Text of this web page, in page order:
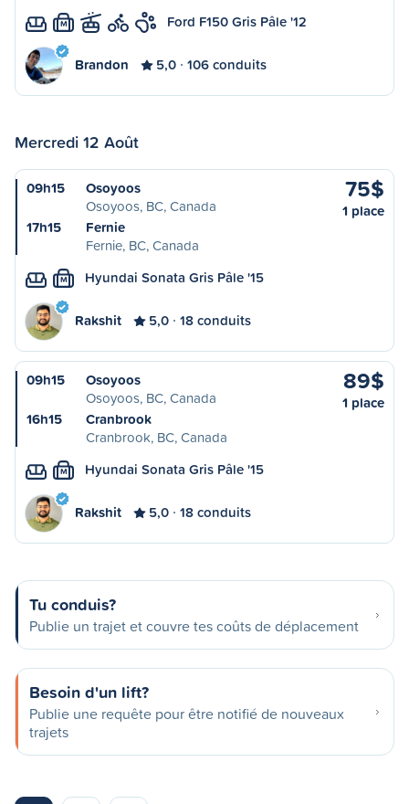
M Ford F150 Gris Pâle '12
Brandon 5,0 106 conduits
Mercredi 12 Août
09h15
Osoyoos
Osoyoos, BC, Canada
17h15
Fernie
Fernie, BC, Canada
75$
1 place
M Hyundai Sonata Gris Pâle '15
Rakshit 5,0 18 conduits
09h15
Osoyoos
Osoyoos, BC, Canada
16h15
Cranbrook
Cranbrook, BC, Canada
89$
1 place
M Hyundai Sonata Gris Pâle '15
Rakshit 5,0 18 conduits
Tu conduis?
Publie un trajet et couvre tes coûts de déplacement
Besoin d'un lift?
Publie une requête pour être notifié de nouveaux
trajets